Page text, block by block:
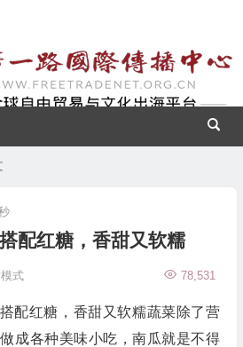
配红糖，香甜又软糯
78,531
式
配红糖，香甜又软糯蔬菜除了营
成各种美味小吃，南瓜就是不得